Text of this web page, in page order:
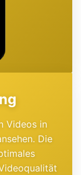
Videos in
Die